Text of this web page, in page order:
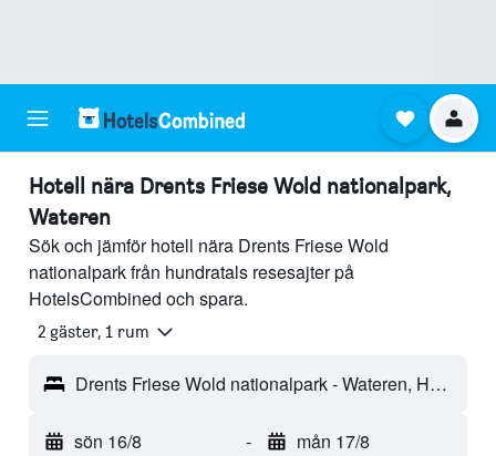
Hotell nära Drents Friese Wold nationalpark,
Wateren
Sök och jämför hotell nära Drents Friese Wold
nationalpark från hundratals resesajter på
HotelsCombined och spara.
2 gäster, 1 rum
Drents Friese Wold nationalpark - Wateren, Holland
sön 16/8 - mån 17/8